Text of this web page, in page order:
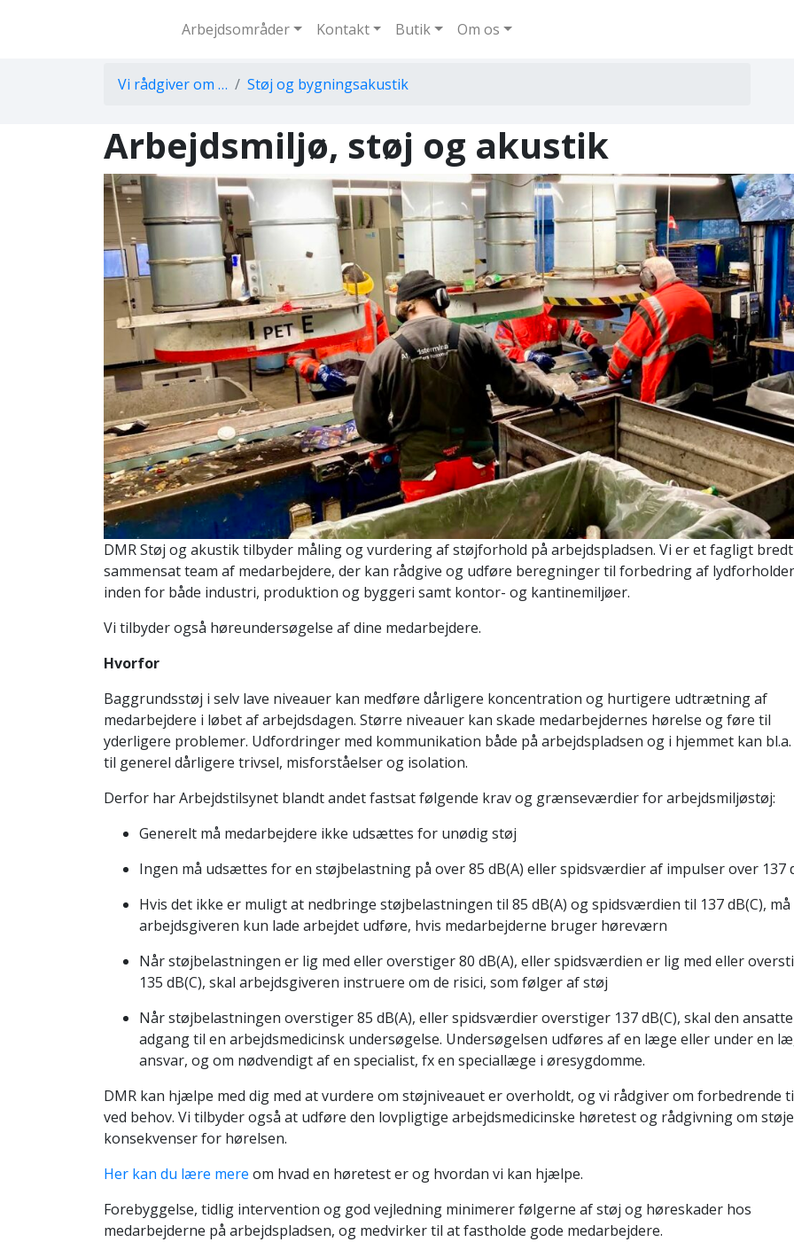
Arbejdsområder Kontakt Butik Om os
Vi rådgiver om … Støj og bygningsakustik
Arbejdsmiljø, støj og akustik
DMR Støj og akustik tilbyder måling og vurdering af støjforhold på arbejdspladsen. Vi er et fagligt bredt
sammensat team af medarbejdere, der kan rådgive og udføre beregninger til forbedring af
inden for både industri, produktion og byggeri samt kontor- og kantinemiljøer.
Vi tilbyder også høreundersøgelse af dine medarbejdere.
Hvorfor
Baggrundsstøj i selv lave niveauer kan medføre dårligere koncentration og hurtigere udtrætning af
medarbejdere i løbet af arbejdsdagen. Større niveauer kan skade medarbejdernes hørelse og føre til
yderligere problemer. Udfordringer med kommunikation både på arbejdspladsen og i hjemmet kan
til generel dårligere trivsel, misforståelser og isolation.
Derfor har Arbejdstilsynet blandt andet fastsat følgende krav og grænseværdier for arbejdsmiljøstøj:
Generelt må medarbejdere ikke udsættes for unødig støj
Ingen må udsættes for en støjbelastning på over 85 dB(A) eller spidsværdier af impulser over 137
Hvis det ikke er muligt at nedbringe støjbelastningen til 85 dB(A) og spidsværdien til 137 dB(C), må
arbejdsgiveren kun lade arbejdet udføre, hvis medarbejderne bruger høreværn
Når støjbelastningen er lig med eller overstiger 80 dB(A), eller spidsværdien er lig med eller
135 dB(C), skal arbejdsgiveren instruere om de risici, som følger af støj
Når støjbelastningen overstiger 85 dB(A), eller spidsværdier overstiger 137 dB(C), skal den
adgang til en arbejdsmedicinsk undersøgelse. Undersøgelsen udføres af en læge eller under en
ansvar, og om nødvendigt af en specialist, fx en speciallæge i øresygdomme.
DMR kan hjælpe med dig med at vurdere om støjniveauet er overholdt, og vi rådgiver om forbedrende
ved behov. Vi tilbyder også at udføre den lovpligtige arbejdsmedicinske høretestog rådgivning om
konsekvenser for hørelsen.
Her kan du lære mere om hvad en høretest er og hvordan vi kan hjælpe.
Forebyggelse, tidlig intervention og god vejledning minimerer følgerne af støj og høreskader hos
medarbejderne på arbejdspladsen, og medvirker til at fastholde gode medarbejdere.